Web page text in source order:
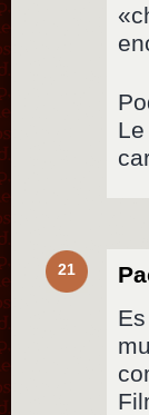
21